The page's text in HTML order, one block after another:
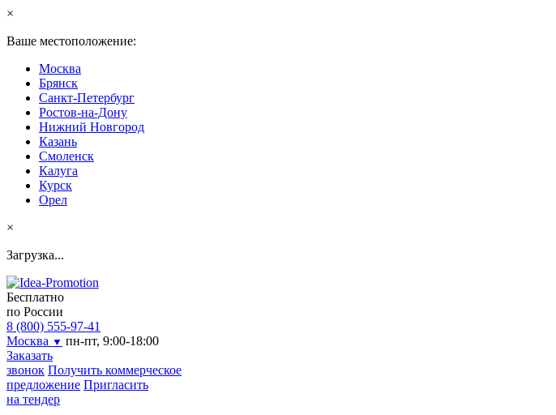
×
Ваше местоположение:
Москва
Брянск
Санкт-Петербург
Ростов-на-Дону
Нижний Новгород
Казань
Смоленск
Калуга
Курск
Орел
×
Загрузка...
Бесплатно
по России
8 (800) 555-97-41
Москва ▼ пн-пт, 9:00-18:00
Заказать
звонок Получить коммерческое
предложение Пригласить
на тендер